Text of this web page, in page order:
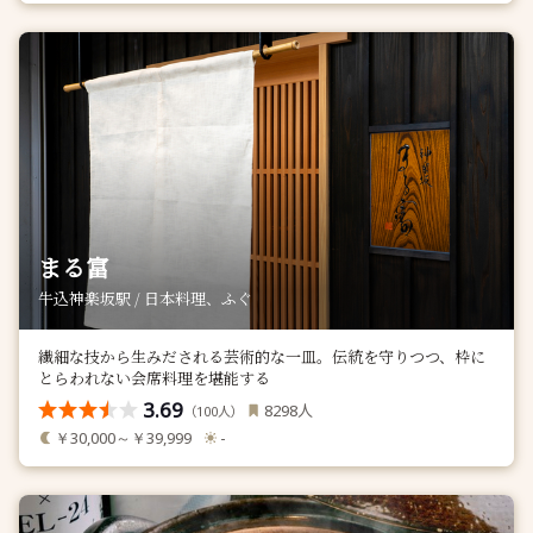
まる富
牛込神楽坂駅 / 日本料理、ふぐ
繊細な技から生みだされる芸術的な一皿。伝統を守りつつ、枠に
とらわれない会席料理を堪能する
3.69 （100人） 8298人
￥30,000～￥39,999 -